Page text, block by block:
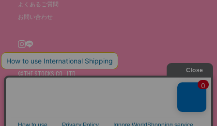
よくあるご質問
お問い合わせ
©THE STOCKS CO., LTD